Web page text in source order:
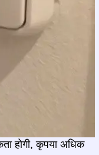
होगी, कृपया अधिक